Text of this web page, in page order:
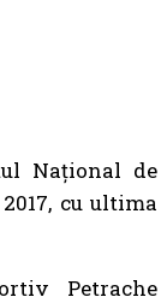
Național de
cu ultima
Petrache